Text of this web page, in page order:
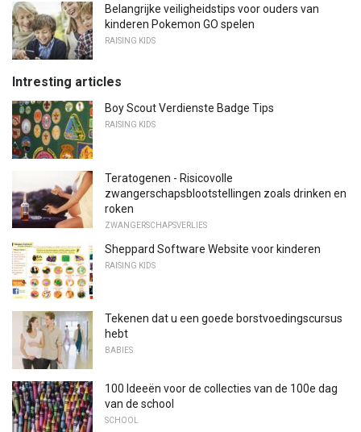
Belangrijke veiligheidstips voor ouders van
kinderen Pokemon GO spelen
RAISING KIDS
Intresting articles
Boy Scout Verdienste Badge Tips
RAISING KIDS
Teratogenen - Risicovolle
zwangerschapsblootstellingen zoals drinken en
roken
ZWANGERSCHAPSVERLIES
Sheppard Software Website voor kinderen
RAISING KIDS
Tekenen dat u een goede borstvoedingscursus
hebt
BABIES
100 Ideeën voor de collecties van de 100e dag
van de school
SCHOOL